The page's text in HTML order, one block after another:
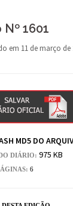
1601
em 11 de março de
MD5 DO
DIÁRIO: 975 KB
6